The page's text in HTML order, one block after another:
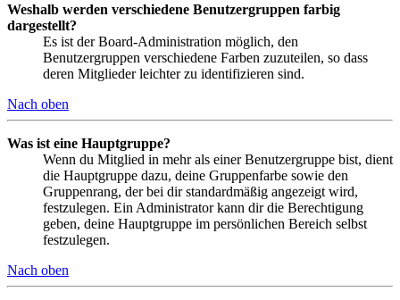
Weshalb werden verschiedene Benutzergruppen farbig
dargestellt?
Es ist der Board-Administration möglich, den
Benutzergruppen verschiedene Farben zuzuteilen, so dass
deren Mitglieder leichter zu identifizieren sind.
Nach oben
Was ist eine Hauptgruppe?
Wenn du Mitglied in mehr als einer Benutzergruppe bist, dient
die Hauptgruppe dazu, deine Gruppenfarbe sowie den
Gruppenrang, der bei dir standardmäßig angezeigt wird,
festzulegen. Ein Administrator kann dir die Berechtigung
geben, deine Hauptgruppe im persönlichen Bereich selbst
festzulegen.
Nach oben